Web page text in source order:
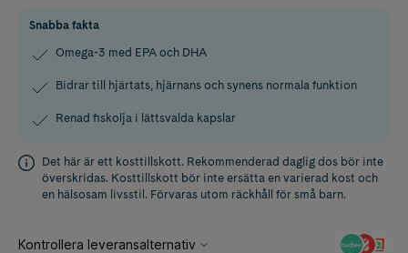
Snabba fakta
Omega-3 med EPA och DHA
Bidrar till hjärtats, hjärnans och synens normala funktion
Renad fiskolja i lättsvalda kapslar
Det här är ett kosttillskott. Rekommenderad daglig dos bör inte
överskridas. Kosttillskott bör inte ersätta en varierad kost och
en hälsosam livsstil. Förvaras utom räckhåll för små barn.